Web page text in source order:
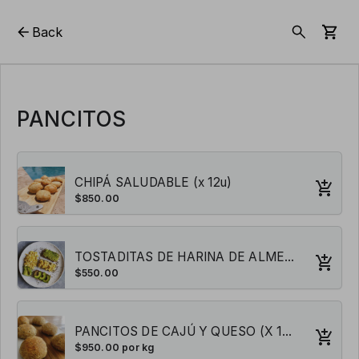
Back
PANCITOS
CHIPÁ SALUDABLE (x 12u)
$850.00
TOSTADITAS DE HARINA DE ALMENDRAS Y SEMILLAS (x 8u)
$550.00
PANCITOS DE CAJÚ Y QUESO (X 12U)
$950.00 por kg